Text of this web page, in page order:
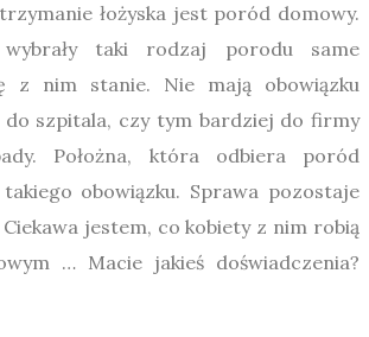
łożyska jest poród domowy.
taki rodzaj porodu same
z nim stanie. Nie mają obowiązku
szpitala, czy tym bardziej do firmy
Położna, która odbiera poród
obowiązku. Sprawa pozostaje
jestem, co kobiety z nim robią
… Macie jakieś doświadczenia?